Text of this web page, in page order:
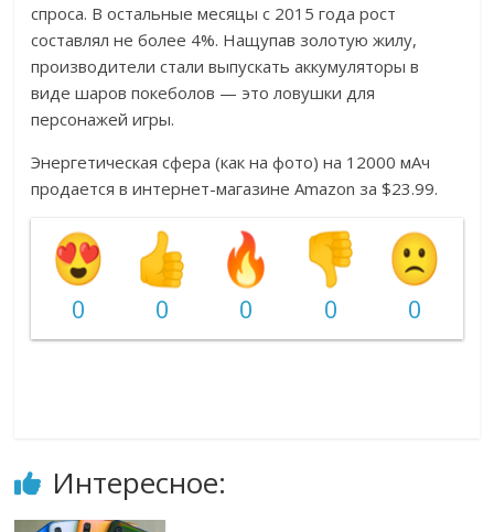
спроса. В остальные месяцы с 2015 года рост
составлял не более 4%. Нащупав золотую жилу,
производители стали выпускать аккумуляторы в
виде шаров покеболов — это ловушки для
персонажей игры.
Энергетическая сфера (как на фото) на 12000 мАч
продается в интернет-магазине Amazon за $23.99.
0 0 0 0 0
Интересное: